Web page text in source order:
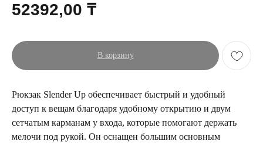
52392,00 ₸
В корзину
Рюкзак Slender Up обеспечивает быстрый и удобный
доступ к вещам благодаря удобному открытию и двум
сетчатым карманам у входа, которые помогают держать
мелочи под рукой. Он оснащен большим основным